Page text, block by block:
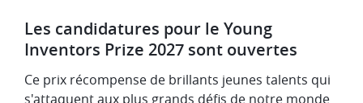
Les candidatures pour le Young
Inventors Prize 2027 sont ouvertes
Ce prix récompense de brillants jeunes talents qui
s'attaquent aux plus grands défis de notre monde